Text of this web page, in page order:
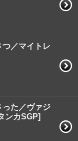
／マイトレ
った／ヴァジ
ンカSGP]